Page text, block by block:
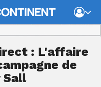
: L'affaire
de
Sall